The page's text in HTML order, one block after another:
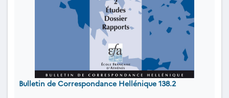
Bulletin de Correspondance Hellénique 138.2